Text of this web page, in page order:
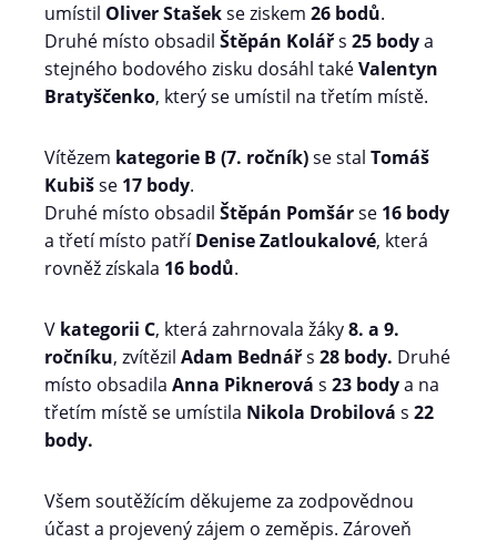
umístil Oliver Stašekse ziskem 26 bodů.
Druhé místo obsadil Štěpán Kolářs 25 bodya
stejného bodového zisku dosáhl takéValentyn
Bratyščenko, který se umístil na třetím místě.
Vítězem kategorie B (7. ročník)se stal Tomáš
Kubišse 17 body.
Druhé místo obsadil Štěpán Pomšárse 16 body
a třetí místo patříDenise Zatloukalové, která
rovněž získala 16 bodů.
V kategorii C, která zahrnovala žáky8. a 9.
ročníku, zvítězil Adam Bednářs 28 body. Druhé
místo obsadila Anna Piknerová s 23 bodya na
třetím místě se umístila Nikola Drobilová s 22
body.
Všem soutěžícím děkujeme za zodpovědnou
účast a projevený zájem o zeměpis. Zároveň